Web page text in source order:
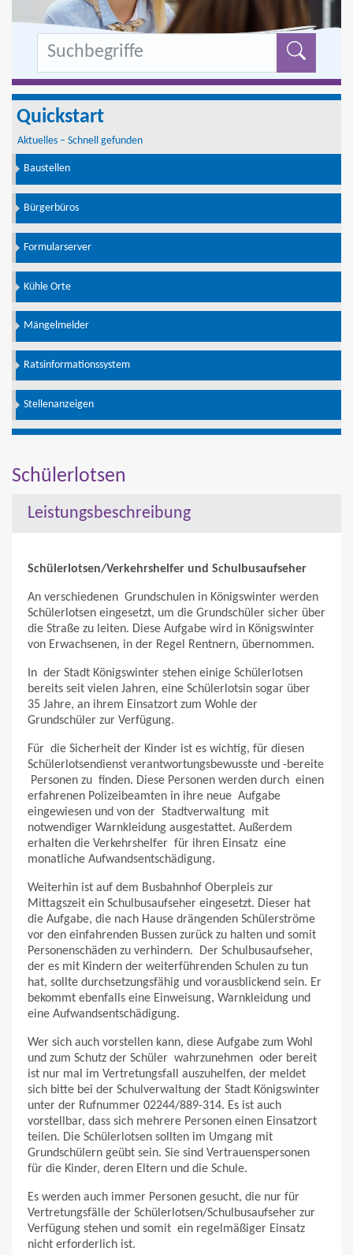
Quickstart
Aktuelles – Schnell gefunden
Baustellen
Bürgerbüros
Formularserver
Kühle Orte
Mängelmelder
Ratsinformationssystem
Stellenanzeigen
Schülerlotsen
Leistungsbeschreibung
Schülerlotsen/Verkehrshelfer und Schulbusaufseher
An verschiedenen Grundschulen in Königswinter werden
Schülerlotsen eingesetzt, um die Grundschüler sicher über
die Straße zu leiten. Diese Aufgabe wird in Königswinter
von Erwachsenen, in der Regel Rentnern, übernommen.
In der Stadt Königswinter stehen einige Schülerlotsen
bereits seit vielen Jahren, eine Schülerlotsin sogar über
35 Jahre, an ihrem Einsatzort zum Wohle der
Grundschüler zur Verfügung.
Für die Sicherheit der Kinder ist es wichtig, für diesen
Schülerlotsendienst verantwortungsbewusste und -bereite
Personen zu finden. Diese Personen werden durch einen
erfahrenen Polizeibeamten in ihre neue Aufgabe
eingewiesen und von der Stadtverwaltung mit
notwendiger Warnkleidung ausgestattet. Außerdem
erhalten die Verkehrshelfer für ihren Einsatz eine
monatliche Aufwandsentschädigung.
Weiterhin ist auf dem Busbahnhof Oberpleis zur
Mittagszeit ein Schulbusaufseher eingesetzt. Dieser hat
die Aufgabe, die nach Hause drängenden Schülerströme
vor den einfahrenden Bussen zurück zu halten und somit
Personenschäden zu verhindern. Der Schulbusaufseher,
der es mit Kindern der weiterführenden Schulen zu tun
hat, sollte durchsetzungsfähig und vorausblickend sein. Er
bekommt ebenfalls eine Einweisung, Warnkleidung und
eine Aufwandsentschädigung.
Wer sich auch vorstellen kann, diese Aufgabe zum Wohl
und zum Schutz der Schüler wahrzunehmen oder bereit
ist nur mal im Vertretungsfall auszuhelfen, der meldet
sich bitte bei der Schulverwaltung der Stadt Königswinter
unter der Rufnummer 02244/889-314. Es ist auch
vorstellbar, dass sich mehrere Personen einen Einsatzort
teilen. Die Schülerlotsen sollten im Umgang mit
Grundschülern geübt sein. Sie sind Vertrauenspersonen
für die Kinder, deren Eltern und die Schule.
Es werden auch immer Personen gesucht, die nur für
Vertretungsfälle der Schülerlotsen/Schulbusaufseher zur
Verfügung stehen und somit ein regelmäßiger Einsatz
nicht erforderlich ist.